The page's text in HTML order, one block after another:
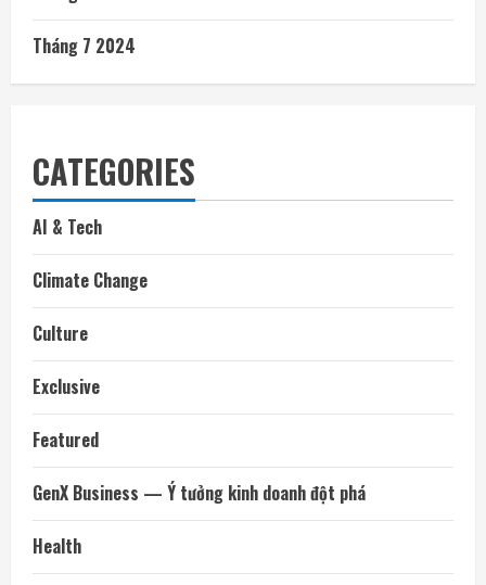
Tháng 7 2024
CATEGORIES
AI & Tech
Climate Change
Culture
Exclusive
Featured
GenX Business — Ý tưởng kinh doanh đột phá
Health